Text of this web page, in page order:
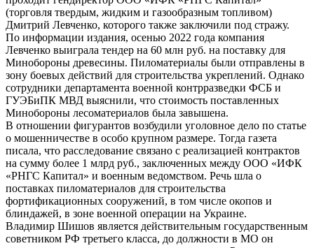
(торговля твердым, жидким и газообразным топливом)
Дмитрий Левченко, которого также заключили под стражу.
По информации издания, осенью 2022 года компания
Левченко выиграла тендер на 60 млн руб. на поставку для
Минобороны древесины. Пиломатериалы были отправлены в
зону боевых действий для строительства укреплений. Однако
сотрудники департамента военной контрразведки ФСБ и
ГУЭБиПК МВД выяснили, что стоимость поставленных
Минобороны лесоматериалов была завышена.
В отношении фигурантов возбудили уголовное дело по статье
о мошенничестве в особо крупном размере. Тогда газета
писала, что расследование связано с реализацией контрактов
на сумму более 1 млрд руб., заключенных между ООО «ИФК
«РНГС Капитал» и военным ведомством. Речь шла о
поставках пиломатериалов для строительства
фортификационных сооружений, в том числе окопов и
блиндажей, в зоне военной операции на Украине.
Владимир Шишов является действительным государственным
советником РФ третьего класса, до должности в МО он